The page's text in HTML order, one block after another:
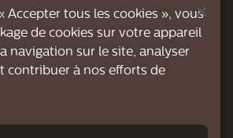
L'ASSISTANCE
Accepter tous les cookies », vous
de cookies sur votre appareil
navigation sur le site, analyser
contribuer à nos efforts de